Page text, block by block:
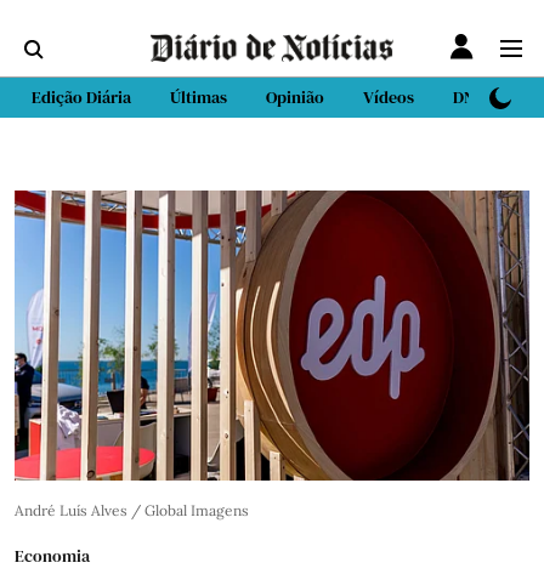
Edição Diária Últimas Opinião Vídeos DN Sport
André Luís Alves / Global Imagens
Economia